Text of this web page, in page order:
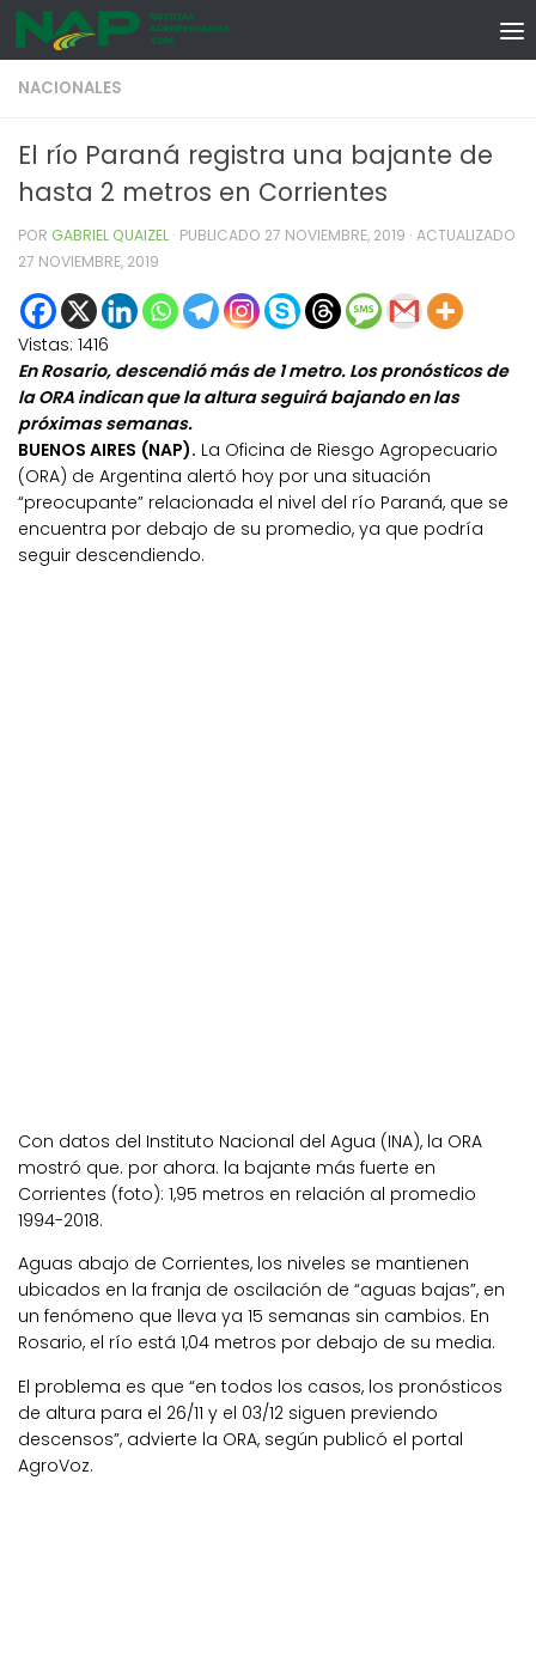
Skip to content
NACIONALES
El río Paraná registra una bajante de
hasta 2 metros en Corrientes
POR GABRIEL QUAIZEL · PUBLICADO 27 NOVIEMBRE, 2019 · ACTUALIZADO
27 NOVIEMBRE, 2019
Vistas: 1416
En Rosario, descendió más de 1 metro. Los pronósticos de
la ORA indican que la altura seguirá bajando en las
próximas semanas.
BUENOS AIRES (NAP). La Oficina de Riesgo Agropecuario
(ORA) de Argentina alertó hoy por una situación
“preocupante” relacionada el nivel del río Paraná, que se
encuentra por debajo de su promedio, ya que podría
seguir descendiendo.
Con datos del Instituto Nacional del Agua (INA), la ORA
mostró que. por ahora. la bajante más fuerte en
Corrientes (foto): 1,95 metros en relación al promedio
1994-2018.
Aguas abajo de Corrientes, los niveles se mantienen
ubicados en la franja de oscilación de “aguas bajas”, en
un fenómeno que lleva ya 15 semanas sin cambios. En
Rosario, el río está 1,04 metros por debajo de su media.
El problema es que “en todos los casos, los pronósticos
de altura para el 26/11 y el 03/12 siguen previendo
descensos”, advierte la ORA, según publicó el portal
AgroVoz.